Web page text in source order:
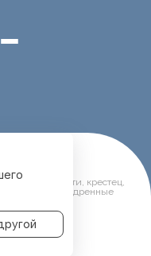
лобковые кости, крестец,
костей, тазобедренные